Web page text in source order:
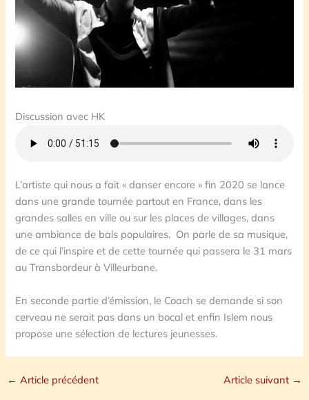
Discussion avec HK
L’artiste qui nous a fait « danser encore » fin 2020 se lance
dans une grande tournée partout en France, dans les
grandes salles en ville ou sur les places de villages, dans
une ambiance de bals populaires. On parle de sa musique,
de ce qui l’inspire et de cette tournée qui passera le 31 mars
au Transbordeur à Villeurbane.
En seconde partie d’émission, le Coach se demande si son
cerveau ne serait pas dans un bocal et enfin Islem nous
propose une sélection de lectures jeunesses.
← Article précédent Article suivant →